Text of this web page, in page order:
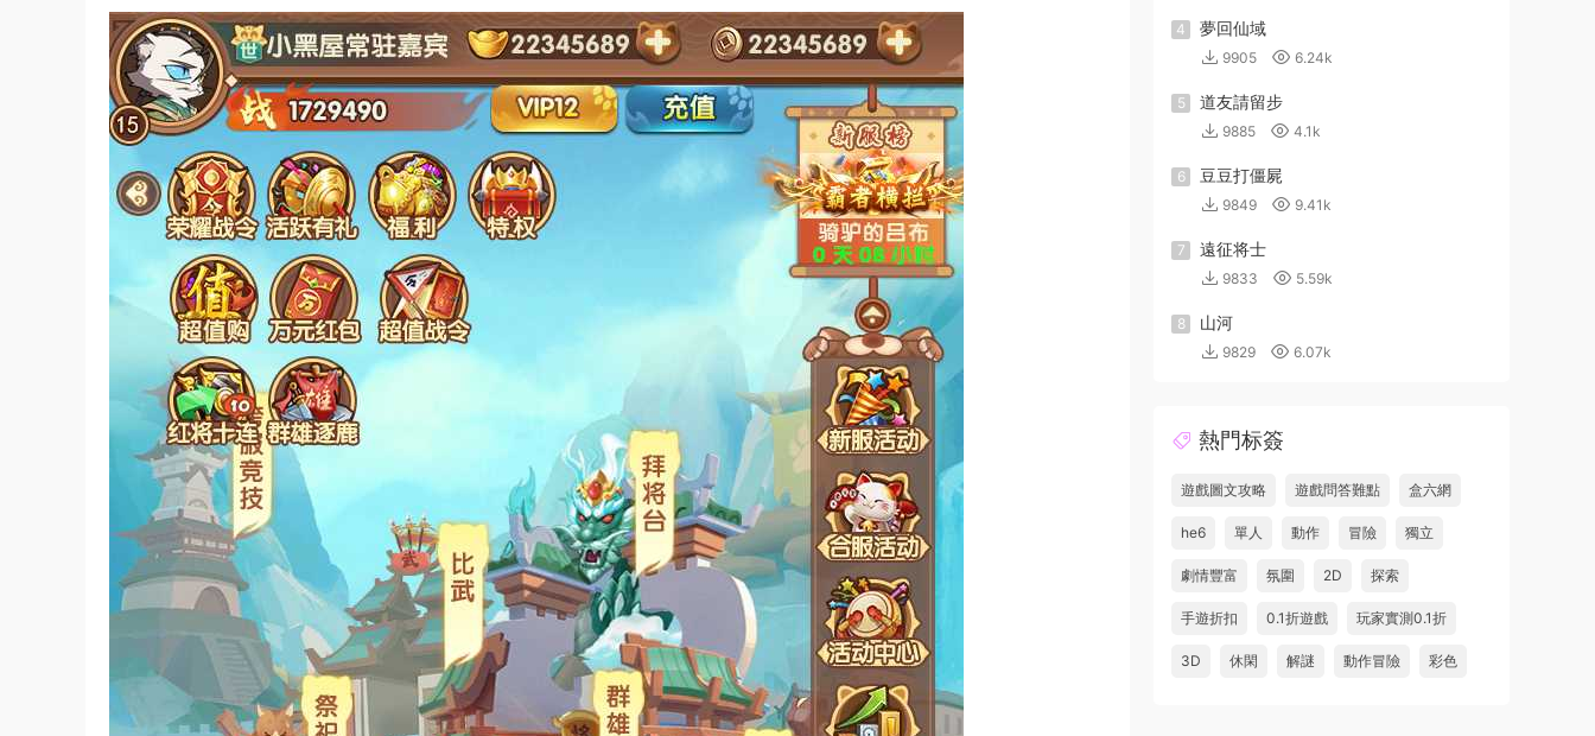
4 夢回仙域
9905 6.24k
5 道友請留步
9885 4.1k
6 豆豆打僵屍
9849 9.41k
7 遠征将士
9833 5.59k
8 山河
9829 6.07k
熱門标簽
遊戲圖文攻略 遊戲問答難點 盒六網
he6 單人 動作 冒險 獨立
劇情豐富 氛圍 2D 探索
手遊折扣 0.1折遊戲 玩家實測0.1折
3D 休閑 解謎 動作冒險 彩色